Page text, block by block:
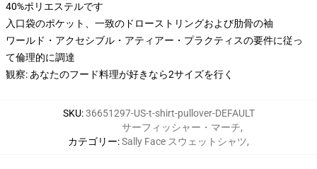
40%ポリエステルです
入口袋のポケット、一致のドローストリングおよび肋骨の袖
ワールド・アクセシブル・アティアー・プラクティスの要件に従っ
て倫理的に調達
観察: あなたのフード料理が好きなら2サイズを行く
SKU:36651297-US-t-shirt-pullover-DEFAULT
カテゴリー:
サーフィッシャー・マーチ,
Sally Face スウェットシャツ,